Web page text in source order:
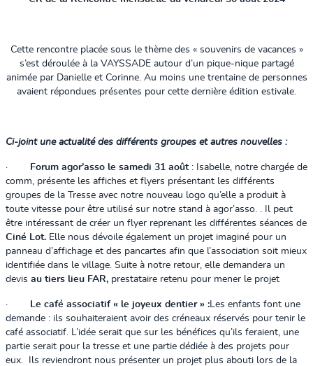
Cette rencontre placée sous le thème des « souvenirs de vacances »
s’est déroulée à la VAYSSADE autour d’un pique-nique partagé
animée par Danielle et Corinne. Au moins une trentaine de personnes
avaient répondues présentes pour cette dernière édition estivale.
Ci-joint une actualité des différents groupes et autres nouvelles :
· Forum agor’asso le samedi 31 août: Isabelle, notre chargée de
comm, présente les affiches et flyers présentant les différents
groupes de la Tresse avec notre nouveau logo qu’elle a produit à
toute vitesse pour être utilisé sur notre stand à agor’asso. . Il peut
être intéressant de créer un flyer reprenant les différentes séances de
Ciné Lot. Elle nous dévoile également un projet imaginé pour un
panneau d’affichage et des pancartes afin que l’association soit mieux
identifiée dans le village. Suite à notre retour, elle demandera un
devis au tiers lieu FAR, prestataire retenu pour mener le projet
· Le café associatif « le joyeux dentier » :Les enfants font une
demande : ils souhaiteraient avoir des créneaux réservés pour tenir le
café associatif. L’idée serait que sur les bénéfices qu’ils feraient, une
partie serait pour la tresse et une partie dédiée à des projets pour
eux. Ils reviendront nous présenter un projet plus abouti lors de la